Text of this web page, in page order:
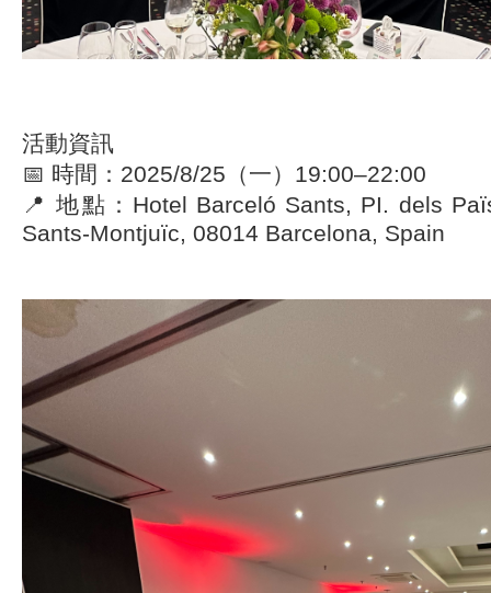
活動資訊
📅 時間：2025/8/25（一）19:00–22:00
📍 地點：Hotel Barceló Sants, PI. dels
Sants-Montjuïc, 08014 Barcelona, Spain